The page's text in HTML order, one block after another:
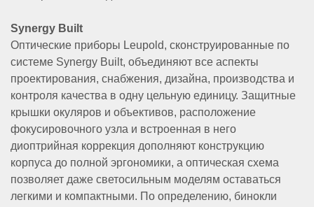
Аксессуары
Акции
Где
купить
Бренды
О
компании
Гарантия
Оплата
Доставка
Помощь
Synergy Built
Оптические приборы Leupold, сконструированные по
системе Synergy Built, объединяют все аспекты
проектирования, снабжения, дизайна, производства и
контроля качества в одну цельную единицу. Защитные
крышки окуляров и объективов, расположение
фокусировочного узла и встроенная в него
диоптрийная коррекция дополняют конструкцию
корпуса до полной эргономики, а оптическая схема
позволяет даже светосильным моделям оставаться
легкими и компактными. По определению, бинокли